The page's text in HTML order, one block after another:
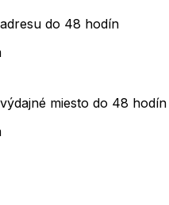
do 48 hodín
miesto do 48 hodín